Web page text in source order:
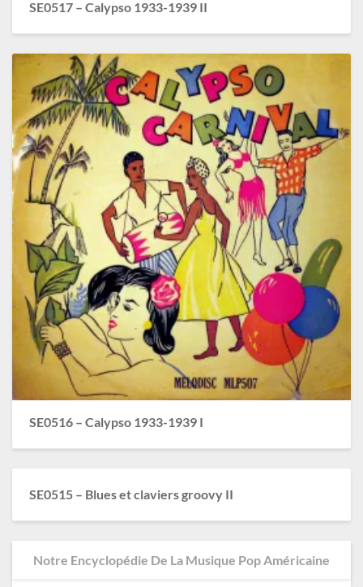
SE0517 – Calypso 1933-1939 II
SE0516 – Calypso 1933-1939 I
SE0515 – Blues et claviers groovy II
Notre Encyclopédie De La Musique Pop Américaine